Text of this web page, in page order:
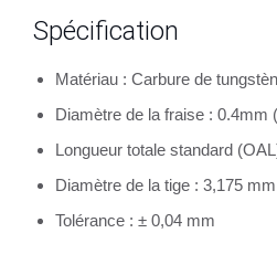
Spécification
Matériau : Carbure de
Diamètre de la fraise : 0.4mm
Longueur totale standard
Diamètre de la tige : 3,175
Tolérance : ± 0,04 mm